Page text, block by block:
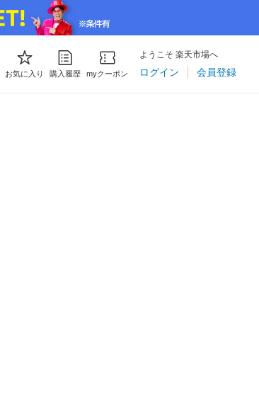
お気に入り 購入履歴 myクーポン
ようこそ 楽天市場へ
ログイン 会員登録